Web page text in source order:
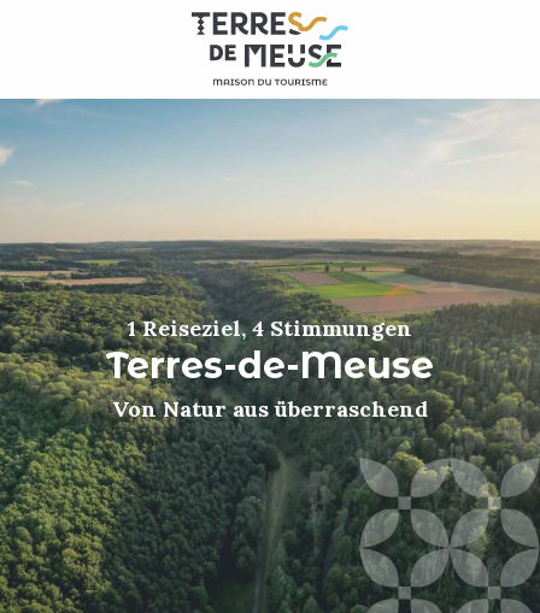
principal
1 Reiseziel, 4 Stimmungen
Terres-de-Meuse
Von Natur aus überraschend